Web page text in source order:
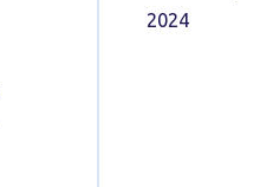
2024